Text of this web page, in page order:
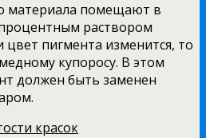
материа­ла помещают в
раство­ром
цвет пигмента изменится, то
купоросу. В этом
должен быть заменен
красок